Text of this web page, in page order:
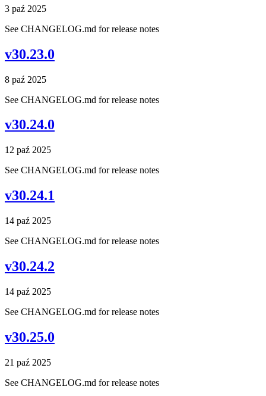
3 paź 2025
See CHANGELOG.md for release notes
v30.23.0
8 paź 2025
See CHANGELOG.md for release notes
v30.24.0
12 paź 2025
See CHANGELOG.md for release notes
v30.24.1
14 paź 2025
See CHANGELOG.md for release notes
v30.24.2
14 paź 2025
See CHANGELOG.md for release notes
v30.25.0
21 paź 2025
See CHANGELOG.md for release notes